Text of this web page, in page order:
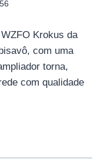
Krokus da
com uma
torna,
com qualidade